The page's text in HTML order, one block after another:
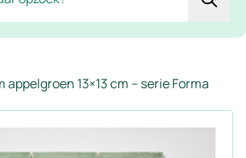
13×13 cm – serie Forma